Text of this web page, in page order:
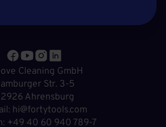
Cleaning GmbH
Str. 3-5
Ahrensburg
hi@fortytools.com
+49 40 60 940 789-7